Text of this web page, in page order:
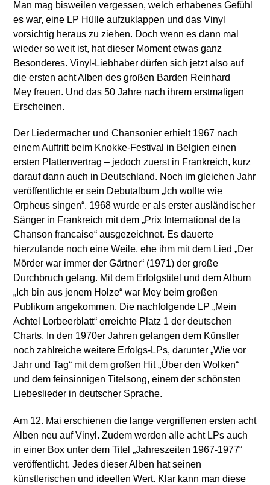
Man mag bisweilen vergessen, welch erhabenes Gefühl
es war, eine LP Hülle aufzuklappen und das Vinyl
vorsichtig heraus zu ziehen. Doch wenn es dann mal
wieder so weit ist, hat dieser Moment etwas ganz
Besonderes. Vinyl-Liebhaber dürfen sich jetzt also auf
die ersten acht Alben des großen Barden Reinhard
Mey freuen. Und das 50 Jahre nach ihrem erstmaligen
Erscheinen.
Der Liedermacher und Chansonier erhielt 1967 nach
einem Auftritt beim Knokke-Festival in Belgien einen
ersten Plattenvertrag – jedoch zuerst in Frankreich, kurz
darauf dann auch in Deutschland. Noch im gleichen Jahr
veröffentlichte er sein Debutalbum „Ich wollte wie
Orpheus singen“. 1968 wurde er als erster ausländischer
Sänger in Frankreich mit dem „Prix International de la
Chanson francaise“ ausgezeichnet. Es dauerte
hierzulande noch eine Weile, ehe ihm mit dem Lied „Der
Mörder war immer der Gärtner“ (1971) der große
Durchbruch gelang. Mit dem Erfolgstitel und dem Album
„Ich bin aus jenem Holze“ war Mey beim großen
Publikum angekommen. Die nachfolgende LP „Mein
Achtel Lorbeerblatt“ erreichte Platz 1 der deutschen
Charts. In den 1970er Jahren gelangen dem Künstler
noch zahlreiche weitere Erfolgs-LPs, darunter „Wie vor
Jahr und Tag“ mit dem großen Hit „Über den Wolken“
und dem feinsinnigen Titelsong, einem der schönsten
Liebeslieder in deutscher Sprache.
Am 12. Mai erschienen die lange vergriffenen ersten acht
Alben neu auf Vinyl. Zudem werden alle acht LPs auch
in einer Box unter dem Titel „Jahreszeiten 1967-1977“
veröffentlicht. Jedes dieser Alben hat seinen
künstlerischen und ideellen Wert. Klar kann man diese